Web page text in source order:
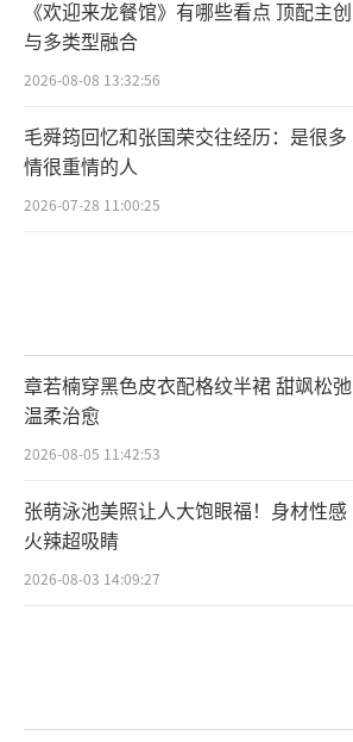
《欢迎来龙餐馆》有哪些看点 顶配主创
与多类型融合
2026-08-08 13:32:56
毛舜筠回忆和张国荣交往经历：是很多
情很重情的人
2026-07-28 11:00:25
章若楠穿黑色皮衣配格纹半裙 甜飒松弛
温柔治愈
2026-08-05 11:42:53
张萌泳池美照让人大饱眼福！身材性感
火辣超吸睛
2026-08-03 14:09:27